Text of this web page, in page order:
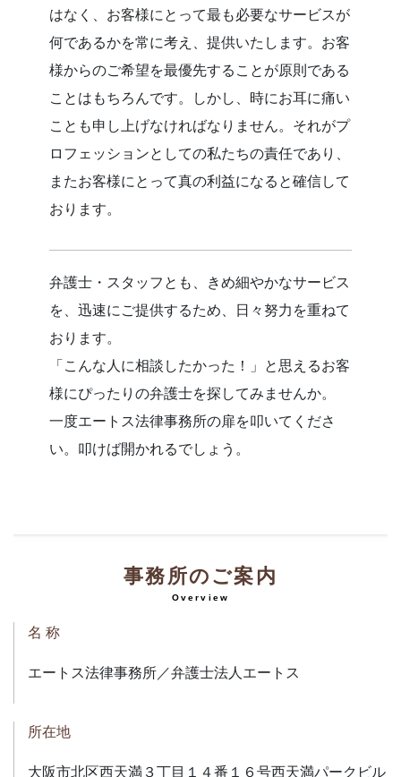
はなく、お客様にとって最も必要なサービスが
何であるかを常に考え、提供いたします。お客
様からのご希望を最優先することが原則である
ことはもちろんです。しかし、時にお耳に痛い
ことも申し上げなければなりません。それがプ
ロフェッションとしての私たちの責任であり、
またお客様にとって真の利益になると確信して
おります。
弁護士・スタッフとも、きめ細やかなサービス
を、迅速にご提供するため、日々努力を重ねて
おります。
「こんな人に相談したかった！」と思えるお客
様にぴったりの弁護士を探してみませんか。
一度エートス法律事務所の扉を叩いてくださ
い。叩けば開かれるでしょう。
事務所のご案内
Overview
名 称
エートス法律事務所／弁護士法人エートス
所在地
大阪市北区西天満３丁目１４番１６号西天満パークビル